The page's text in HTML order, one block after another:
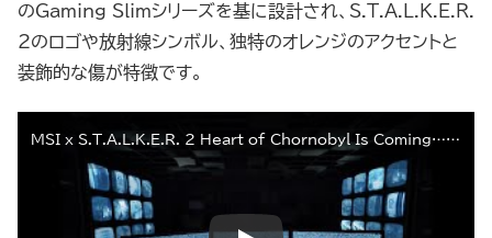
のGaming Slimシリーズを基に設計され、S.T.A.L.K.E.R.
2のロゴや放射線シンボル、独特のオレンジのアクセントと
装飾的な傷が特徴です。
MSI x S.T.A.L.K.E.R. 2 Heart of Chornobyl Is Coming… | MSI